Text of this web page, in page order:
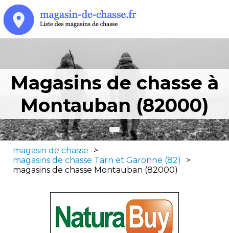
Magasins de chasse à
Montauban (82000)
magasin de chasse
>
magasins de chasse Tarn et Garonne (82)
>
magasins de chasse Montauban (82000)